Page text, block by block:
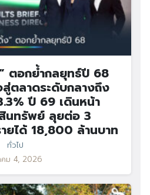
ตอกย้ำกลยุทธ์ปี 68
ตลาดระดับกลางถึง
ปี 69 เดินหน้า
นทรัพย์ ลุยต่อ 3
ยได้ 18,800 ล้านบาท
ทั่วไป
คม 4, 2026